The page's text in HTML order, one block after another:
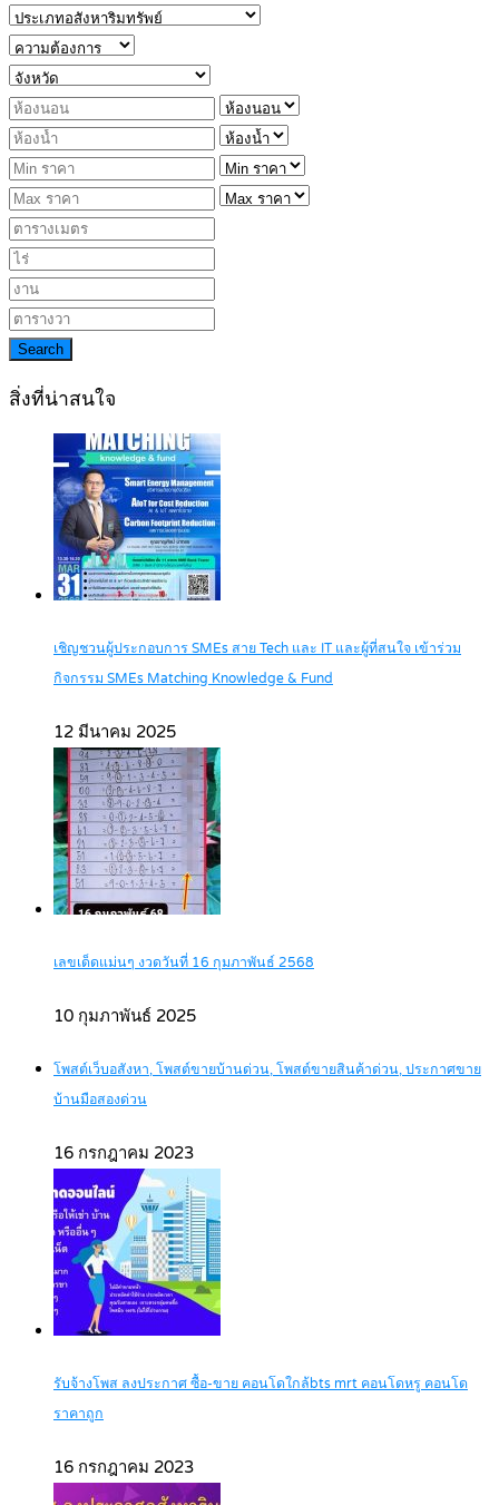
Search
สิ่งที่น่าสนใจ
เชิญชวนผู้ประกอบการ SMEs สาย Tech และ IT และผู้ที่สนใจ เข้าร่วม
กิจกรรม SMEs Matching Knowledge & Fund
12 มีนาคม 2025
เลขเด็ดแม่นๆ งวดวันที่ 16 กุมภาพันธ์ 2568
10 กุมภาพันธ์ 2025
โพสต์เว็บอสังหา, โพสต์ขายบ้านด่วน, โพสต์ขายสินค้าด่วน, ประกาศขาย
บ้านมือสองด่วน
16 กรกฎาคม 2023
รับจ้างโพส ลงประกาศ ซื้อ-ขาย คอนโดใกล้bts mrt คอนโดหรู คอนโด
ราคาถูก
16 กรกฎาคม 2023